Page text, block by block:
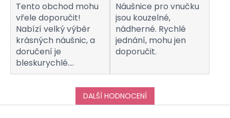
Tento obchod mohu
vřele doporučit!
Nabízí velký výběr
krásných náušnic, a
doručení je
bleskurychlé.
Komunikaci s
obchodem hodnotím
taktéž na jedničku!
Děkuji za vše, a určitě
Náušnice pro vnučku
jsou kouzelné,
nádherné. Rychlé
jednání, mohu jen
doporučit.
DALŠÍ HODNOCENÍ
Z